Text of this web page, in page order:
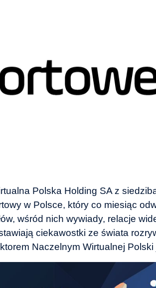
Polska Holding SA z
w Polsce, który co miesiąc
wśród nich wywiady, relacje
ciekawostki ze świata
Naczelnym Wirtualnej